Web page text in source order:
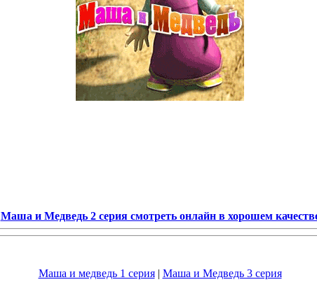
Маша и Медведь 2 серия смотреть онлайн в хорошем
Маша и медведь 1 серия| Маша и Медведь 3 серия